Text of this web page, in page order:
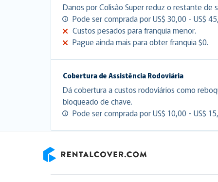
Danos por Colisão Super reduz o restante de
Pode ser comprada por US$ 30,00 - US$
Custos pesados para franquia menor.
Pague ainda mais para obter franquia $0.
Cobertura de Assistência Rodoviária
Dá cobertura a custos rodoviários como
bloqueado de chave.
Pode ser comprada por US$ 10,00 - US$